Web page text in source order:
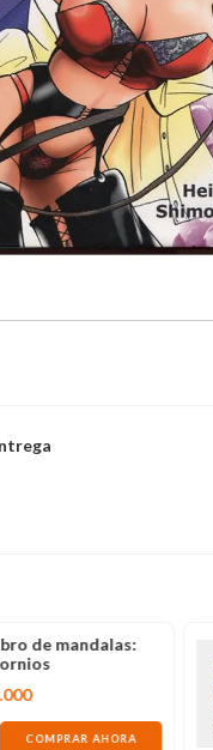
de mandalas:
.000
COMPRAR AHORA